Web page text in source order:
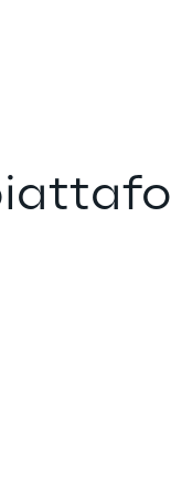
con una